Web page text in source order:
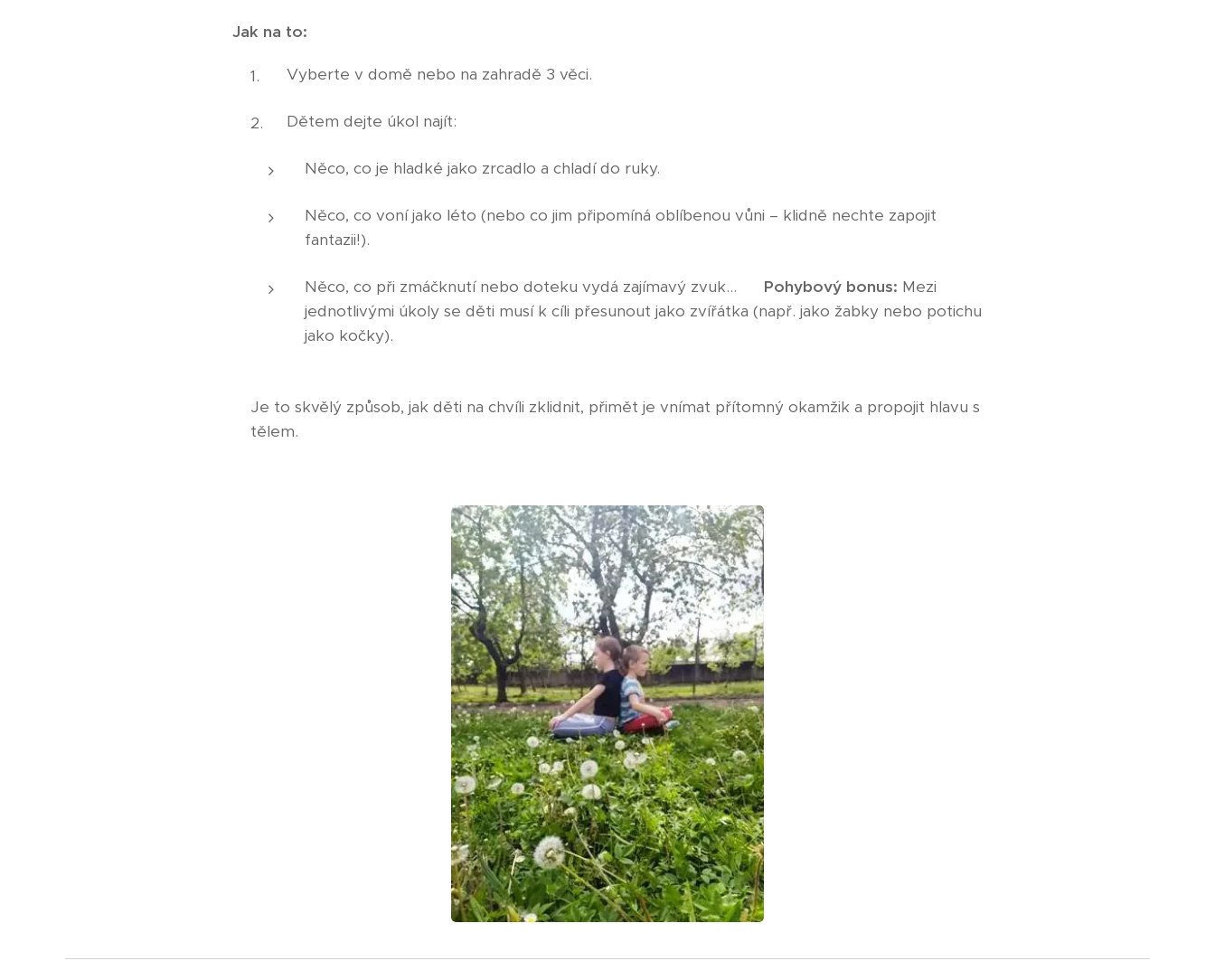
Jak na to:
Vyberte v domě nebo na zahradě 3 věci.
Dětem dejte úkol najít:
Něco, co je hladké jako zrcadlo a chladí do ruky.
Něco, co voní jako léto (nebo co jim připomíná oblíbenou vůni – klidně nechte zapojit
fantazii!).
Něco, co při zmáčknutí nebo doteku vydá zajímavý zvuk... Pohybový bonus: Mezi
jednotlivými úkoly se děti musí k cíli přesunout jako zvířátka (např. jako žabky nebo potichu
jako kočky).
Je to skvělý způsob, jak děti na chvíli zklidnit, přimět je vnímat přítomný okamžik a propojit hlavu s
tělem.